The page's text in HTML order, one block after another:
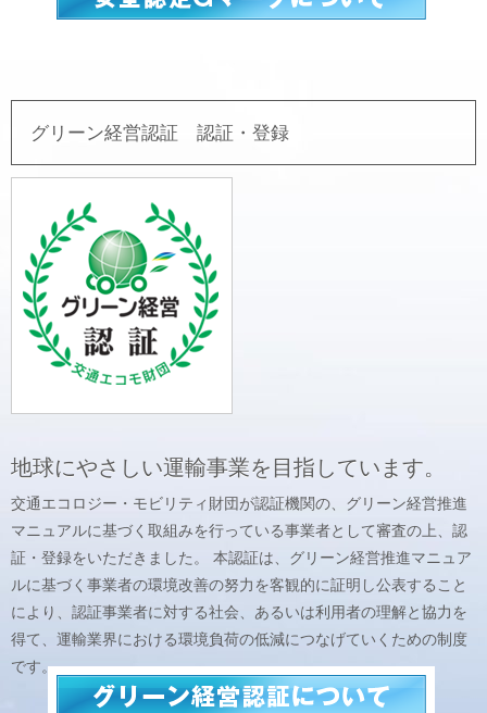
グリーン経営認証 認証・登録
地球にやさしい運輸事業を目指しています。
交通エコロジー・モビリティ財団が認証機関の、グリーン経営推進
マニュアルに基づく取組みを行っている事業者として審査の上、認
証・登録をいただきました。 本認証は、グリーン経営推進マニュア
ルに基づく事業者の環境改善の努力を客観的に証明し公表すること
により、認証事業者に対する社会、あるいは利用者の理解と協力を
得て、運輸業界における環境負荷の低減につなげていくための制度
です。